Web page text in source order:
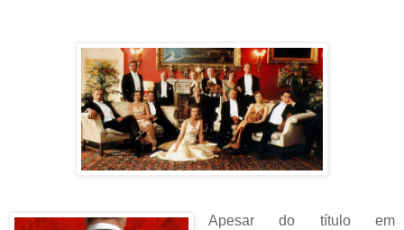
Apesar do título em